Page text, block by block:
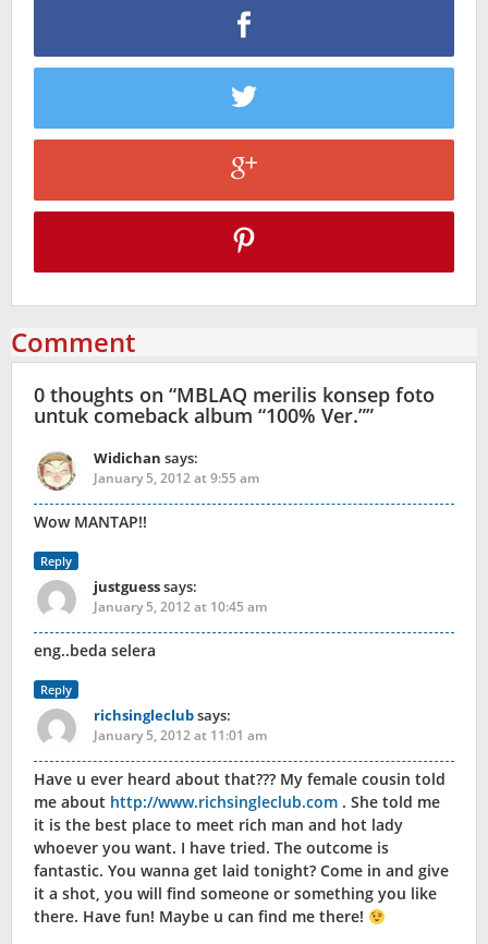
Comment
0 thoughts on “MBLAQ merilis konsep foto
untuk comeback album “100% Ver.””
Widichan says:
January 5, 2012 at 9:55 am
Wow MANTAP!!
Reply
justguesssays:
January 5, 2012 at 10:45 am
eng..beda selera
Reply
richsingleclubsays:
January 5, 2012 at 11:01 am
Have u ever heard about that??? My female cousin told
me about http://www.richsingleclub.com . She told me
it is the best place to meet rich man and hot lady
whoever you want. I have tried. The outcome is
fantastic. You wanna get laid tonight? Come in and give
it a shot, you will find someone or something you like
there. Have fun! Maybe u can find me there!